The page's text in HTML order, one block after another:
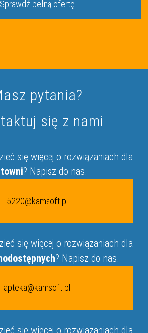
Sprawdź pełną ofertę
pytania?
się z nami
się więcej o rozwiązaniach dla
? Napisz do nas.
5220@kamsoft.pl
się więcej o rozwiązaniach dla
? Napisz do nas.
apteka@kamsoft.pl
się więcej o rozwiązaniach dla